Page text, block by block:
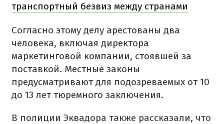
транспортный безвиз между странами
Согласно этому делу арестованы два
человека, включая директора
маркетинговой компании, стоявшей за
поставкой. Местные законы
предусматривают для подозреваемых от 10
до 13 лет тюремного заключения.
В полиции Эквадора также рассказали, что